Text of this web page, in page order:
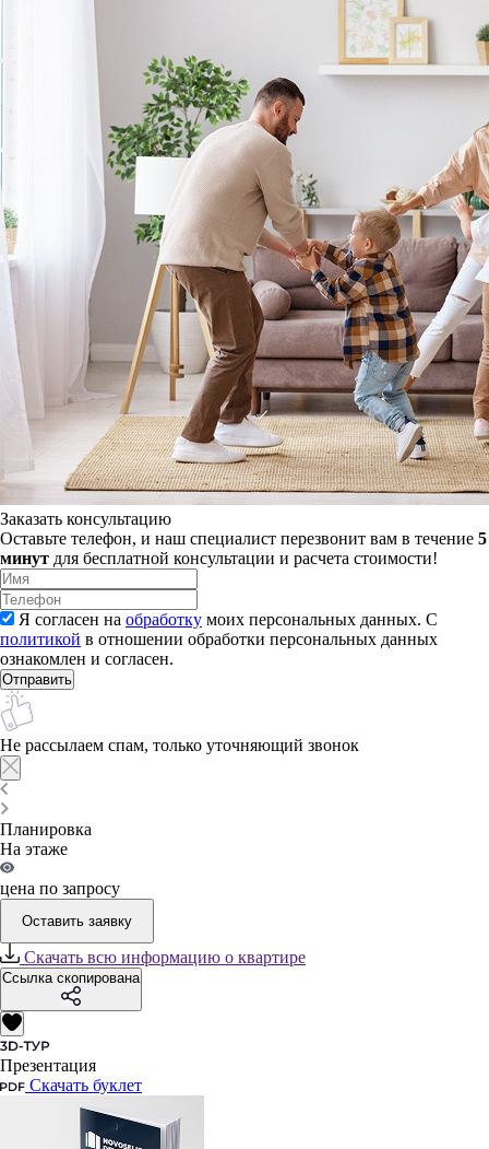
Заказать консультацию
Оставьте телефон, и наш специалист перезвонит вам в течение 5
минут для бесплатной консультации и расчета стоимости!
Я согласен на обработку моих персональных данных. С
политикой в отношении обработки персональных данных
ознакомлен и согласен.
Не рассылаем спам, только уточняющий звонок
Планировка
На этаже
цена по запросу
Оставить заявку
Скачать всю информацию о квартире
Ссылка скопирована
Презентация
Скачать буклет